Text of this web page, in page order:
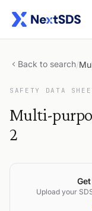
Back to search/
SAFETY DATA
Multi-
2
Upload your